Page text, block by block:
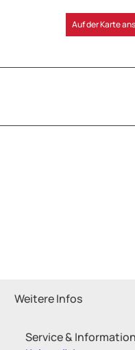
Auf der Karte
Weitere Infos
Service &